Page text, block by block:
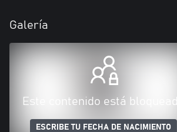
Galería
Este contenido está
ESCRIBE TU FECHA DE NACIMIENTO